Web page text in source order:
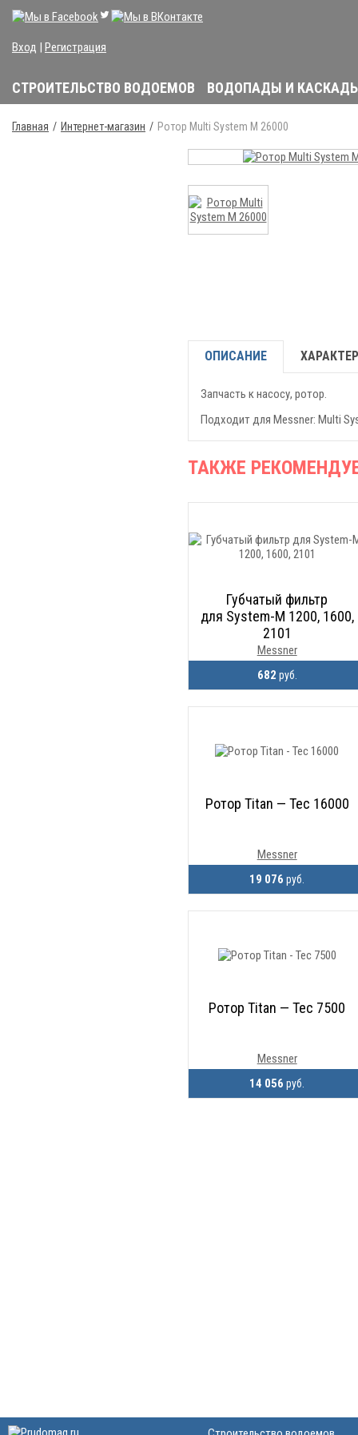
Вход | Регистрация
СТРОИТЕЛЬСТВО ВОДОЕМОВ ВОДОПАДЫ И
Главная Интернет-магазин Ротор Multi System M 26000
ОПИСАНИЕ
Запчасть к насосу, ротор.
Подходит для Messner: Multi
ТАКЖЕ
Губчатый фильтр
для System-M 1200, 1600,
2101
Messner
682 руб.
Ротор Titan — Tec 16000
Messner
19 076руб.
Ротор Titan — Tec 7500
Messner
14 056руб.